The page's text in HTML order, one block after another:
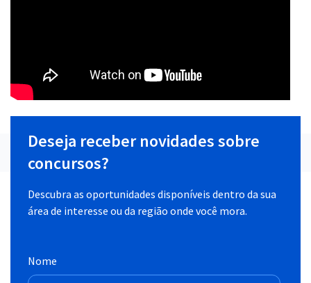
Deseja receber novidades sobre
concursos?
Descubra as oportunidades disponíveis dentro da sua
área de interesse ou da região onde você mora.
Nome